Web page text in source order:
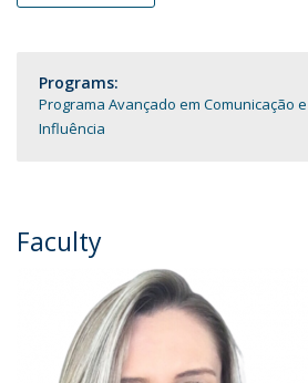
Programs:
Programa Avançado em Comunicação
Influência
Faculty